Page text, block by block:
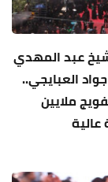
عبد المهدي
العبايجي..
ملايين